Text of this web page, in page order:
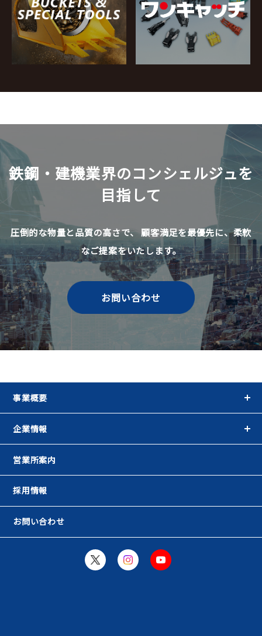
鉄鋼・建機業界のコンシェルジュを
目指して
圧倒的な物量と品質の高さで、顧客満足を最優先に、柔軟
なご提案をいたします。
お問い合わせ
事業概要
企業情報
営業所案内
採用情報
お問い合わせ